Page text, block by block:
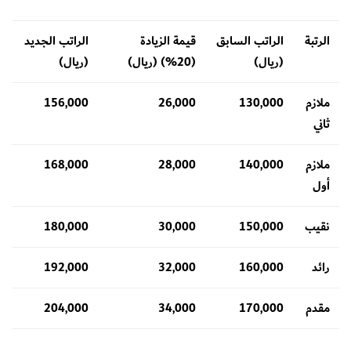
الرتبة
الراتب السابق
(ريال)
قيمة الزيادة
(20%) (ريال)
الراتب الجديد
(ريال)
ملازم
ثاني
130,000
26,000
156,000
ملازم
أول
140,000
28,000
168,000
نقيب 150,000
30,000
180,000
رائد
160,000
32,000
192,000
مقدم
170,000
34,000
204,000